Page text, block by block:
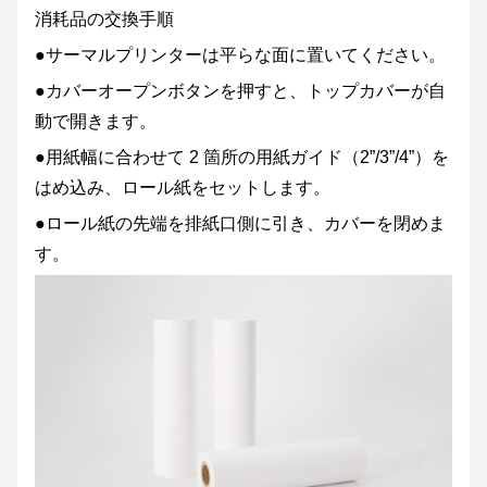
消耗品の交換手順
●サーマルプリンターは平らな面に置いてください。
●カバーオープンボタンを押すと、トップカバーが自
動で開きます。
●用紙幅に合わせて 2 箇所の用紙ガイド（2”/3”/4”）を
はめ込み、ロール紙をセットします。
●ロール紙の先端を排紙口側に引き、カバーを閉めま
す。